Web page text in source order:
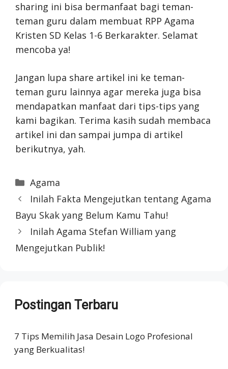
sharing ini bisa bermanfaat bagi teman-
teman guru dalam membuat RPP Agama
Kristen SD Kelas 1-6 Berkarakter. Selamat
mencoba ya!
Jangan lupa share artikel ini ke teman-
teman guru lainnya agar mereka juga bisa
mendapatkan manfaat dari tips-tips yang
kami bagikan. Terima kasih sudah membaca
artikel ini dan sampai jumpa di artikel
berikutnya, yah.
Categories
Agama
Inilah Fakta Mengejutkan tentang Agama
Bayu Skak yang Belum Kamu Tahu!
Inilah Agama Stefan William yang
Mengejutkan Publik!
Postingan Terbaru
7 Tips Memilih Jasa Desain Logo Profesional
yang Berkualitas!